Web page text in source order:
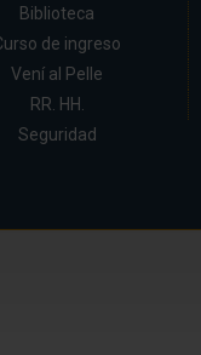
Biblioteca
de ingreso
Vení al Pelle
RR. HH.
Seguridad